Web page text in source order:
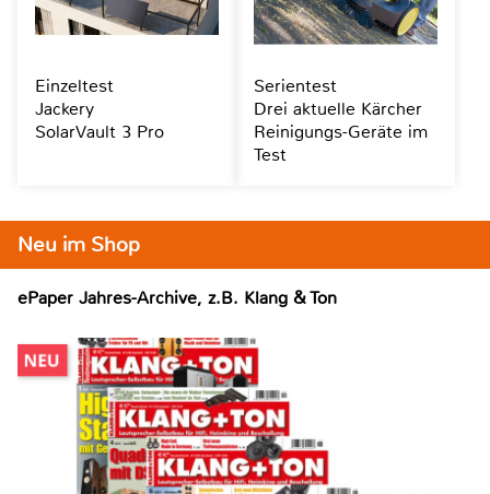
Neu im Shop
ePaper Jahres-Archive, z.B. Klang & Ton
Einzeltest
Jackery
SolarVault 3 Pro
Serientest
Drei aktuelle Kärcher
Reinigungs-Geräte im
Test